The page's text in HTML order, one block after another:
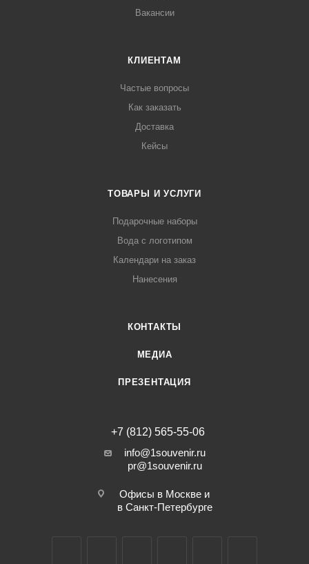
Вакансии
КЛИЕНТАМ
Частые вопросы
Как заказать
Доставка
Кейсы
ТОВАРЫ И УСЛУГИ
Подарочные наборы
Вода с логотипом
Календари на заказ
Нанесения
КОНТАКТЫ
МЕДИА
ПРЕЗЕНТАЦИЯ
+7 (812) 565-55-06
info@1souvenir.ru
pr@1souvenir.ru
Офисы в Москве и
в Санкт-Петербурге